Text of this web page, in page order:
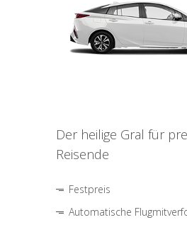
Der heilige Gral für
Reisende
Festpreis
Automatische